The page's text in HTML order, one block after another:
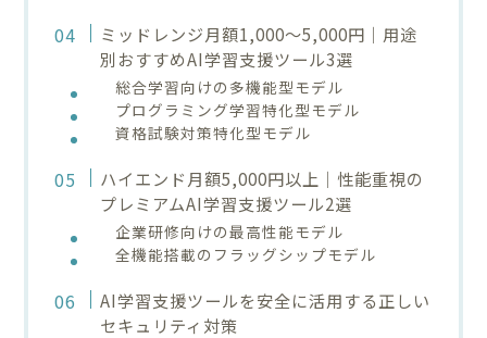
ミッドレンジ月額1,000～5,000円｜用途
別おすすめAI学習支援ツール3選
総合学習向けの多機能型モデル
プログラミング学習特化型モデル
資格試験対策特化型モデル
ハイエンド月額5,000円以上｜性能重視の
プレミアムAI学習支援ツール2選
企業研修向けの最高性能モデル
全機能搭載のフラッグシップモデル
AI学習支援ツールを安全に活用する正しい
セキュリティ対策